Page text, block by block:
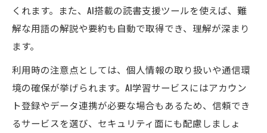
くれます。また、AI搭載の読書支援ツールを使えば、難
解な用語の解説や要約も自動で取得でき、理解が深まり
ます。
利用時の注意点としては、個人情報の取り扱いや通信環
境の確保が挙げられます。AI学習サービスにはアカウン
ト登録やデータ連携が必要な場合もあるため、信頼でき
るサービスを選び、セキュリティ面にも配慮しましょ